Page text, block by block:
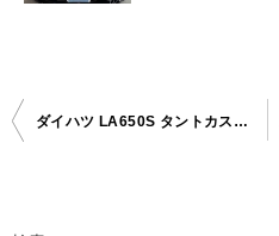
投
ダイハツ LA650S タントカスタム コーティングメンテナンス